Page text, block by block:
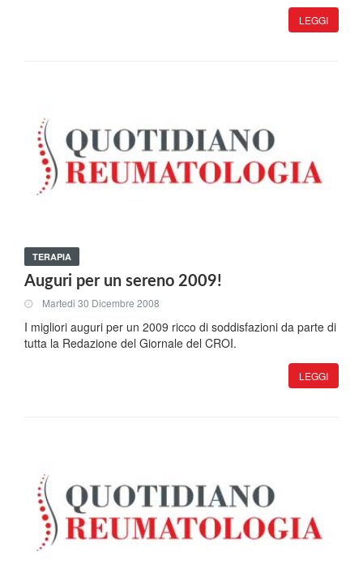
LEGGI
TERAPIA
Auguri per un sereno 2009!
Martedi 30 Dicembre 2008
I migliori auguri per un 2009 ricco di soddisfazioni da parte di
tutta la Redazione del Giornale del CROI.
LEGGI